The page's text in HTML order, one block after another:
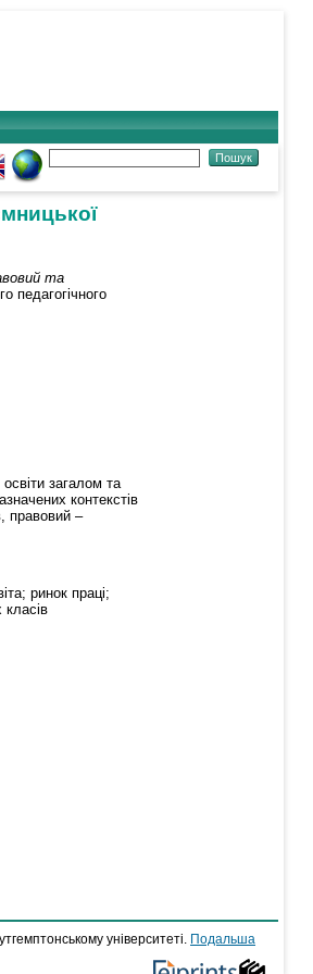
та
педагогічного
загалом та
контекстів
правовий –
ринок праці;
класів
університеті.
Подальша